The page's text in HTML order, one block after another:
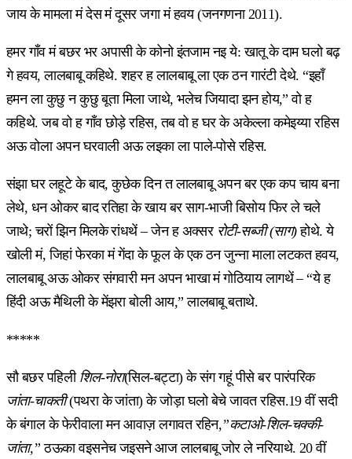
जाय के मामला मं देस मं दूसर जगा मं हवय (जनगणना 2011).
हमर गाँव मं बछर भर अपासी के कोनो इंतजाम नइ ये: खातू के दाम घलो बढ़
गे हवय, लालबाबू कहिथे. शहर ह लालबाबू ला एक ठन गारंटी देथे. “इहाँ
हमन ला कुछु न कुछु बूता मिला जाथे, भलेच जियादा झन होय,” वो ह
कहिथे. जब वो ह गाँव छोड़े रहिस, तब वो ह घर के अकेल्ला कमेइय्या रहिस
अऊ वोला अपन घरवाली अऊ लइका ला पाले-पोसे रहिस.
संझा घर लहूटे के बाद, कुछेक दिन त लालबाबू अपन बर एक कप चाय बना
लेथे, धन ओकर बाद रतिहा के खाय बर साग-भाजी बिसोय फिर ले चले
जाथे; चरों झिन मिलके रांधथें – जेन ह अक्सर रोटी-सब्जी (साग)होथे. ये
खोली मं, जिहां फेरका मं गेंदा के फूल के एक ठन जुन्ना माला लटकत हवय,
लालबाबू अऊ ओकर संगवारी मन अपन भाखा मं गोठियाय लागथें – “ये ह
हिंदी अऊ मैथिली के मेंझरा बोली आय,” लालबाबू बताथे.
*****
सौ बछर पहिली शिल-नोरा(सिल-बट्टा) के संग गहूं पीसे बर पारंपरिक
जांता-चाकती(पथरा के जांता) के जोड़ा घलो बेचे जावत रहिस.19 वीं सदी
के बंगाल के फेरीवाला मन आवाज़ लगावत रहिन,”कटाओ-शिल-चक्की-
जांता,” ​​ठऊका वइसनेच जइसने आज लालबाबू जोर ले नरियाथे. 20 वीं